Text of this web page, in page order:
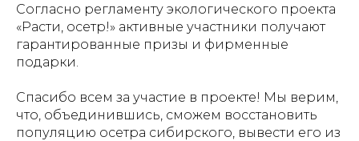
Согласно регламенту экологического проекта
«Расти, осетр!» активные участники получают
гарантированные призы и фирменные
подарки.
Спасибо всем за участие в проекте! Мы верим,
что, объединившись, сможем восстановить
популяцию осетра сибирского, вывести его из